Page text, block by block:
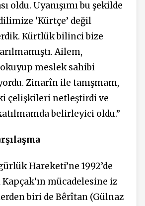
oldu. Uyanışımı bu şekilde
‘Kürtçe’ değil
Kürtlük bilinci bize
Ailem,
meslek sahibi
Zinarîn ile tanışmam,
çelişkileri netleştirdi ve
belirleyici oldu.”
Hareketi’ne 1992’de
mücadelesine iz
biri de Bêrîtan (Gülnaz